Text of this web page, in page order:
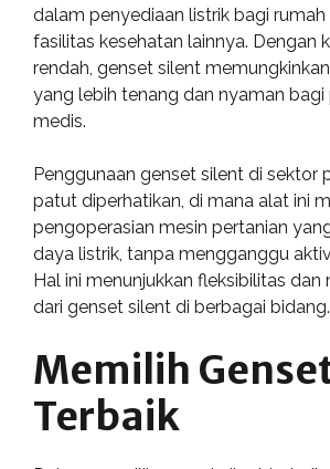
dalam penyediaan listrik bagi rumah
fasilitas kesehatan lainnya. Dengan
rendah, genset silent
yang lebih tenang dan nyaman
medis.
Penggunaan genset silent di sektor
patut diperhatikan, di mana alat ini
pengoperasian mesin pertanian
daya listrik, tanpa mengganggu
Hal ini menunjukkan fleksibilitas dan
dari genset silent di berbagai bidang.
Memilih
Terbaik